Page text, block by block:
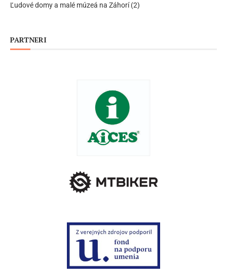
Ľudové domy a malé múzeá na Záhorí (2)
PARTNERI